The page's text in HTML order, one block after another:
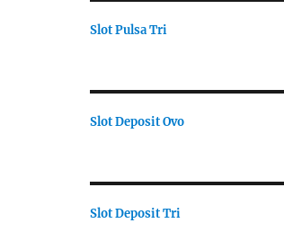
Slot Pulsa Tri
Slot Deposit Ovo
Slot Deposit Tri